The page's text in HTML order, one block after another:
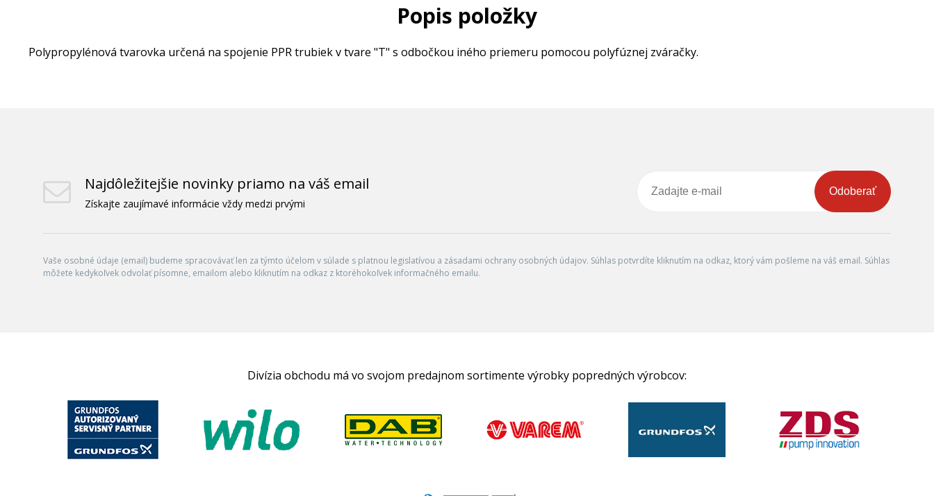
Popis položky
Polypropylénová tvarovka určená na spojenie PPR trubiek v tvare "T" s odbočkou iného priemeru pomocou polyfúznej zváračky.
Najdôležitejšie novinky priamo na váš email
Získajte zaujímavé informácie vždy medzi prvými
Odoberať
Vaše osobné údaje (email) budeme spracovávať len za týmto účelom v súlade s platnou legislatívou a zásadami ochrany osobných údajov. Súhlas potvrdíte kliknutím na odkaz, ktorý vám pošleme na váš email. Súhlas
môžete kedykoľvek odvolať písomne, emailom alebo kliknutím na odkaz z ktoréhokoľvek informačného emailu.
Divízia obchodu má vo svojom predajnom sortimente výrobky popredných výrobcov: